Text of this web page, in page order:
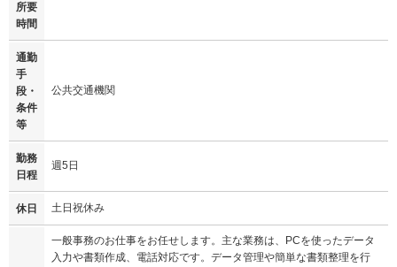
所要
時間
通勤
手
段・
条件
等
公共交通機関
勤務
日程
週5日
休日 土日祝休み
一般事務のお仕事をお任せします。主な業務は、PCを使ったデータ
入力や書類作成、電話対応です。データ管理や簡単な書類整理を行